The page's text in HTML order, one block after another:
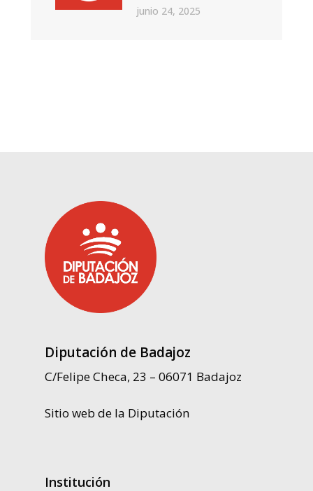
junio 24, 2025
Diputación de Badajoz
C/Felipe Checa, 23 – 06071 Badajoz
Sitio web de la Diputación
Institución